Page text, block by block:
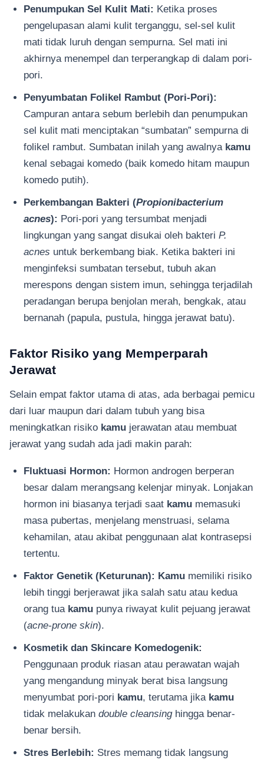
Penumpukan Sel Kulit Mati: Ketika proses
pengelupasan alami kulit terganggu, sel-sel kulit
mati tidak luruh dengan sempurna. Sel mati ini
akhirnya menempel dan terperangkap di dalam pori-
pori.
Penyumbatan Folikel Rambut (Pori-Pori):
Campuran antara sebum berlebih dan penumpukan
sel kulit mati menciptakan “sumbatan” sempurna di
folikel rambut. Sumbatan inilah yang awalnya kamu
kenal sebagai komedo (baik komedo hitam maupun
komedo putih).
Perkembangan Bakteri (Propionibacterium
acnes): Pori-pori yang tersumbat menjadi
lingkungan yang sangat disukai oleh bakteri P.
acnes untuk berkembang biak. Ketika bakteri ini
menginfeksi sumbatan tersebut, tubuh akan
merespons dengan sistem imun, sehingga terjadilah
peradangan berupa benjolan merah, bengkak, atau
bernanah (papula, pustula, hingga jerawat batu).
Faktor Risiko yang Memperparah
Jerawat
Selain empat faktor utama di atas, ada berbagai pemicu
dari luar maupun dari dalam tubuh yang bisa
meningkatkan risiko kamu jerawatan atau membuat
jerawat yang sudah ada jadi makin parah:
Fluktuasi Hormon: Hormon androgen berperan
besar dalam merangsang kelenjar minyak. Lonjakan
hormon ini biasanya terjadi saat kamu memasuki
masa pubertas, menjelang menstruasi, selama
kehamilan, atau akibat penggunaan alat kontrasepsi
tertentu.
Faktor Genetik (Keturunan): Kamu memiliki risiko
lebih tinggi berjerawat jika salah satu atau kedua
orang tua kamu punya riwayat kulit pejuang jerawat
(acne-prone skin).
Kosmetik dan Skincare Komedogenik:
Penggunaan produk riasan atau perawatan wajah
yang mengandung minyak berat bisa langsung
menyumbat pori-pori kamu, terutama jika kamu
tidak melakukan double cleansinghingga benar-
benar bersih.
Stres Berlebih: Stres memang tidak langsung